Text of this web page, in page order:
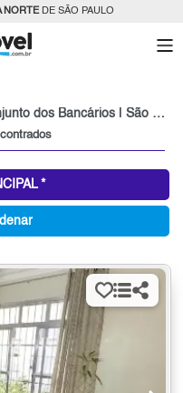
NORTEDE SÃO PAULO
Rua Dr Joao Uchoa Cavalcanti | Conjunto dos Bancários | São Paulo
*